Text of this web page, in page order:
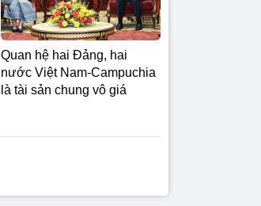
Quan hệ hai Đảng, hai
nước Việt Nam-Campuchia
là tài sản chung vô giá ​